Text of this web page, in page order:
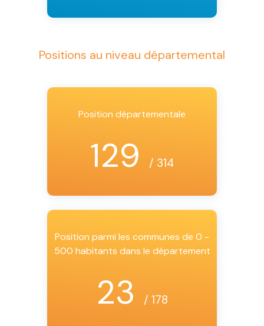
Positions au niveau départemental
Position départementale
129 / 314
Position parmi les communes de 0 -
500 habitants dans le département
23 / 178